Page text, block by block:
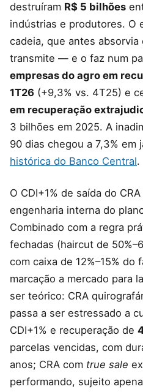
destruíram R$ 5 bilhões
indústrias e produtores. O
cadeia, que antes
transmite — e o faz num
empresas do agro em
1T26 (+9,3% vs. 4T25) e
em recuperação
3 bilhões em 2025. A
90 dias chegou a 7,3% em
histórica do Banco Central.
O CDI+1% de saída do
engenharia interna do
Combinado com a regra
fechadas (haircut de
com caixa de 12%–15% do
marcação a mercado para
ser teórico: CRA
passa a ser estressado a
CDI+1% e recuperação de
parcelas vencidas, com
anos; CRA com true sale
performando, sujeito